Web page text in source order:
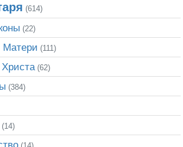
(614)
(22)
(111)
(62)
(384)
(14)